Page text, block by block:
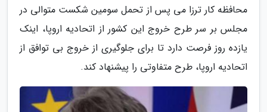
محافظه کار ترزا می پس از تحمل سومین شکست متوالی در
مجلس بر سر طرح خروج این کشور از اتحادیه اروپا، اینک
یازده روز فرصت دارد تا برای جلوگیری از خروج بی توافق از
اتحادیه اروپا، طرح متفاوتی را پیشنهاد کند.